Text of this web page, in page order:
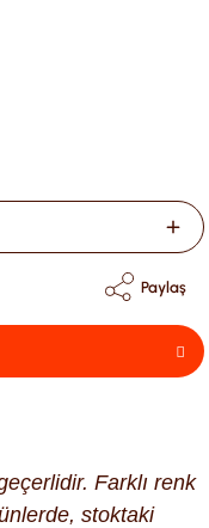
Paylaş
Farklı renk
stoktaki